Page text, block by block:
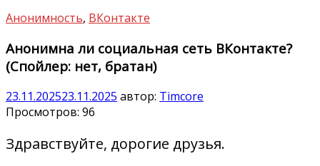
Анонимность, ВКонтакте
Анонимна ли социальная сеть ВКонтакте?
(Спойлер: нет, братан)
23.11.202523.11.2025 автор: Timcore
Просмотров: 96
Здравствуйте, дорогие друзья.